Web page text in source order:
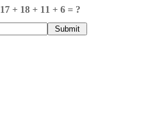
17 + 18 + 11 + 6 = ?